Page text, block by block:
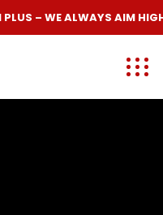
– WE ALWAYSAIM HIGH